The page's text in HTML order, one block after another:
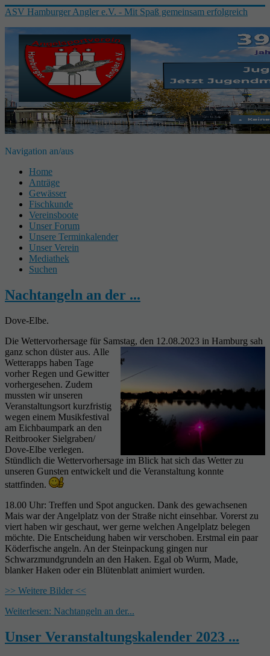
ASV Hamburger Angler e.V. - Mit Spaß gemeinsam erfolgreich
Navigation an/aus
Home
Anträge
Gewässer
Fischkunde
Vereinsboote
Unser Forum
Unsere Terminkalender
Unser Verein
Mediathek
Suchen
Nachtangeln an der ...
Dove-Elbe.
Die Wettervorhersage für Samstag, den 12.08.2023 in Hamburg sah
ganz schon düster aus. Alle
Wetterapps haben Tage
vorher Regen und Gewitter
vorhergesehen. Zudem
mussten wir unseren
Veranstaltungsort kurzfristig
wegen einem Musikfestival
am Eichbaumpark an den
Reitbrooker Sielgraben/
Dove-Elbe verlegen.
Stündlich die Wettervorhersage im Blick hat sich das Wetter zu
unseren Gunsten entwickelt und die Veranstaltung konnte
stattfinden.
18.00 Uhr: Treffen und Spot angucken. Dank des gewachsenen
Mais war der Angelplatz von der Straße nicht einsehbar. Vorerst zu
viert haben wir geschaut, wer gerne welchen Angelplatz belegen
möchte. Die Entscheidung haben wir verschoben. Erstmal ein paar
Köderfische angeln. An der Steinpackung gingen nur
Schwarzmundgrundeln an den Haken. Egal ob Wurm, Made,
blanker Haken oder ein Blütenblatt animiert wurden.
>> Weitere Bilder <<
Weiterlesen: Nachtangeln an der...
Unser Veranstaltungskalender 2023 ...